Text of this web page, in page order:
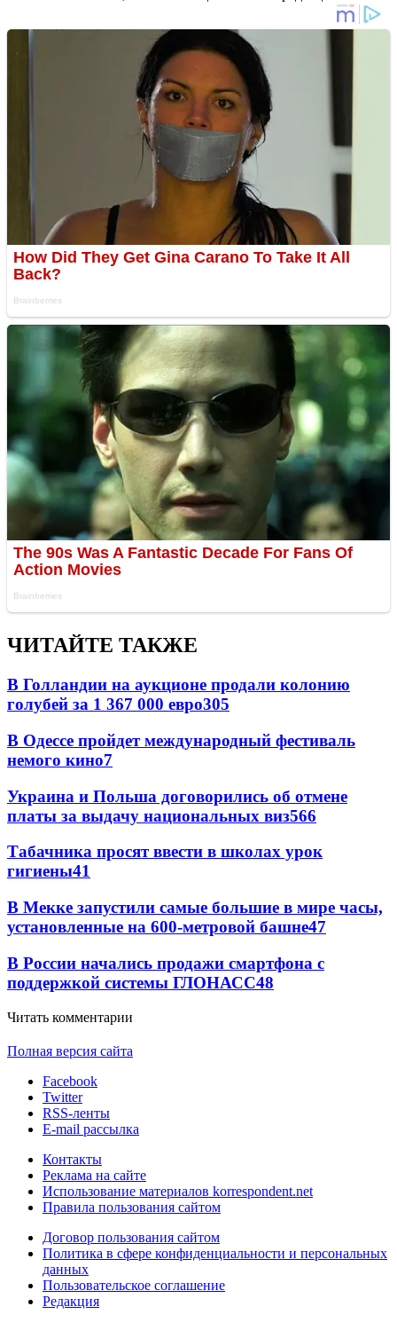
ЧИТАЙТЕ ТАКЖЕ
В Голландии на аукционе продали колонию
голубей за 1 367 000 евро305
В Одессе пройдет международный фестиваль
немого кино7
Украина и Польша договорились об отмене
платы за выдачу национальных виз566
Табачника просят ввести в школах урок
гигиены41
В Мекке запустили самые большие в мире часы,
установленные на 600-метровой башне47
В России начались продажи смартфона с
поддержкой системы ГЛОНАСС48
Читать комментарии
Полная версия сайта
Facebook
Twitter
RSS-ленты
E-mail рассылка
Контакты
Реклама на сайте
Использование материалов korrespondent.net
Правила пользования сайтом
Договор пользования сайтом
Политика в сфере конфиденциальности и персональных
данных
Пользовательское соглашение
Редакция